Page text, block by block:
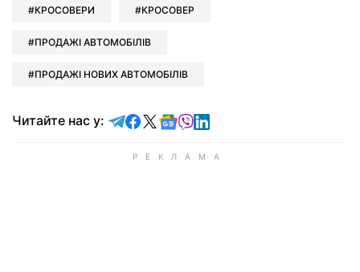
КРОСОВЕРИ КРОСОВЕР
ПРОДАЖІ АВТОМОБІЛІВ
ПРОДАЖІ НОВИХ АВТОМОБІЛІВ
Читайте нас у: Читайте у Telegram
Читайте у Facebook
Читайте у X
Читайте у Google news
Читайте у Viber
Читайте у LinkedIn